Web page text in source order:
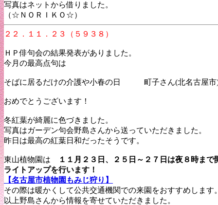
写真はネットから借りました。
（☆ＮＯＲＩＫＯ☆）
２２．１１．２３（５９３８）
ＨＰ俳句会の結果発表がありました。
今月の最高点句は
そばに居るだけの介護や小春の日 町子さん(北名
おめでとうございます！
冬紅葉が綺麗に色づきました。
写真はガーデン句会野島さんから送っていただきました。
昨日は最高の紅葉日和だったそうです。
東山植物園は
１１月２３日、２５日～２７日は夜８時ま
ライトアップを行います！
【名古屋市植物園もみじ狩り】
その際は暖かくして公共交通機関での来園をおすすめします
以上野島さんから情報を寄せていただきました。